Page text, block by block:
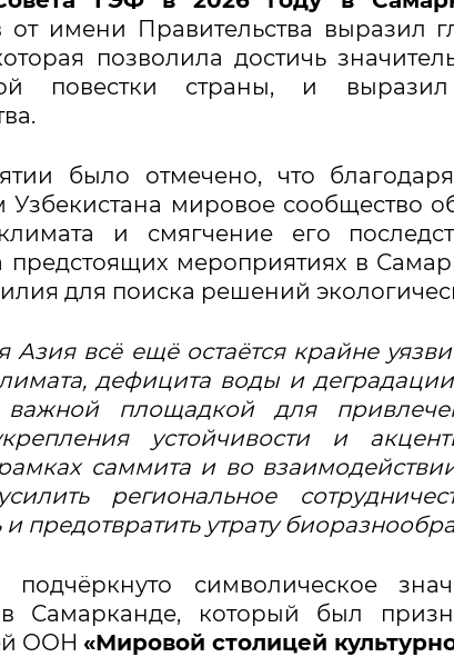
от имени Правительства выразил
позволила достичь
повестки страны, и
было отмечено, что
Узбекистана мировое сообщество
и смягчение его
предстоящих мероприятиях в
для поиска решений
Азия всё ещё остаётся крайне
дефицита воды и
важной площадкой для
устойчивости и
саммита и во
региональное
и предотвратить утрату
символическое
Самарканде, который был
ООН «Мировой столицей